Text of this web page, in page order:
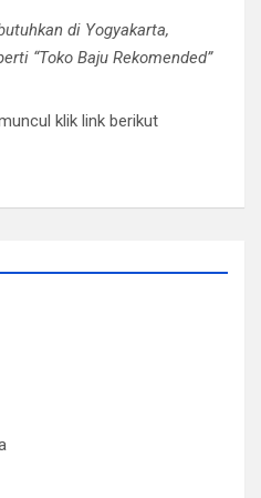
di Yogyakarta,
“Toko Baju Rekomended”
klik link berikut